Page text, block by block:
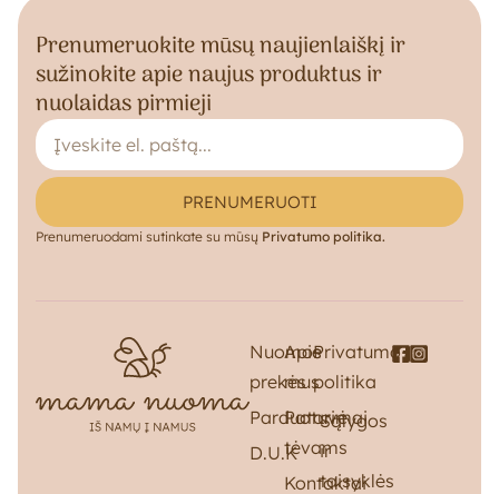
Prenumeruokite mūsų naujienlaiškį ir
sužinokite apie naujus produktus ir
nuolaidas pirmieji
PRENUMERUOTI
Prenumeruodami sutinkate su mūsų Privatumo politika.
Nuomos
prekės
Parduotuvė
D.U.K
Apie
mus
Patarimai
tėvams
Kontaktai
Privatumo
politika
Sąlygos
ir
taisyklės